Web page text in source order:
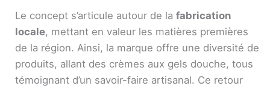
Le concept s’articule autour de la fabrication
locale, mettant en valeur les matières premières
de la région. Ainsi, la marque offre une diversité de
produits, allant des crèmes aux gels douche, tous
témoignant d’un savoir-faire artisanal. Ce retour